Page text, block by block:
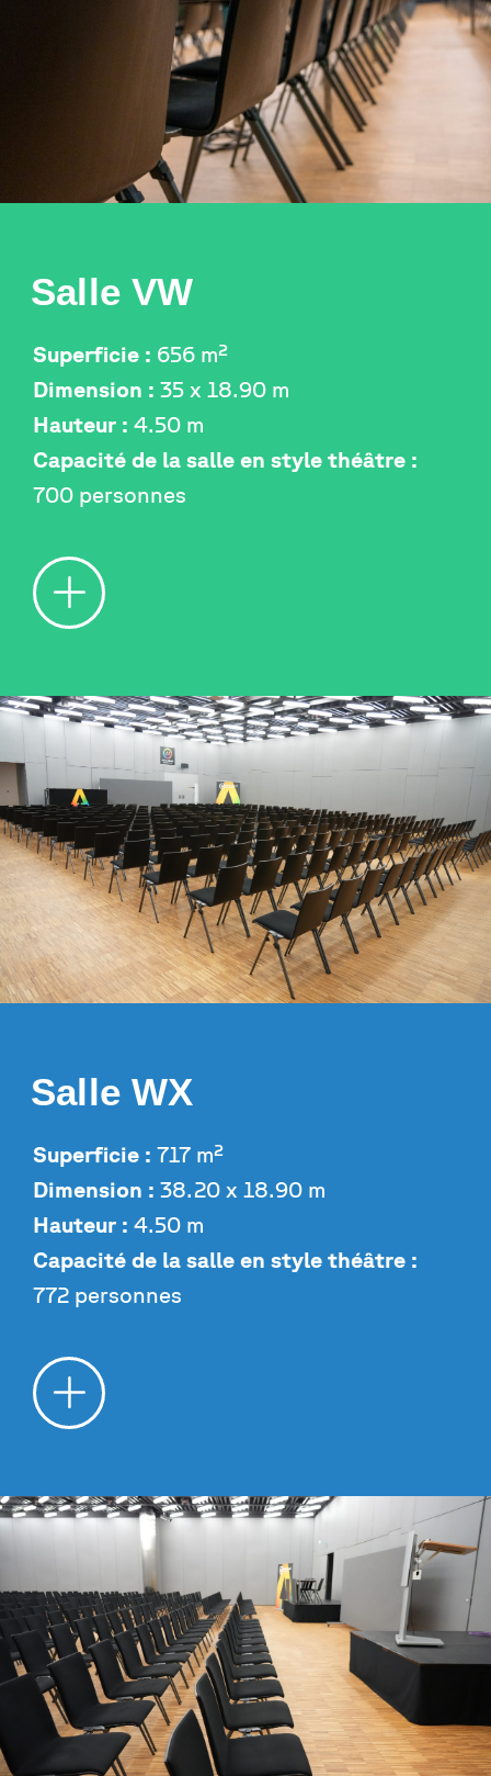
Salle VW
Superficie : 656 m²
Dimension : 35 x 18.90 m
Hauteur : 4.50 m
Capacité de la salle en style théâtre :
700 personnes
Salle WX
Superficie : 717 m²
Dimension : 38.20 x 18.90 m
Hauteur : 4.50 m
Capacité de la salle en style théâtre :
772 personnes